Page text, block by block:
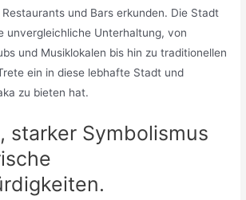
und Bars erkunden. Die Stadt
unvergleichliche Unterhaltung, von
und Musiklokalen bis hin zu traditionellen
ein in diese lebhafte Stadt und
zu bieten hat.
starker Symbolismus